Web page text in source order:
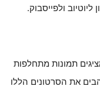
ולפייסבוק.
תמונות מתחלפות
את הסרטונים הללו